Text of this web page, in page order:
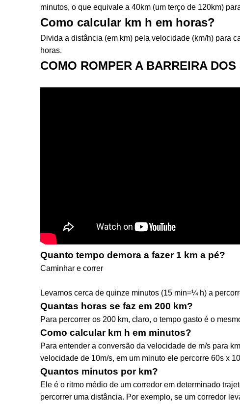
minutos, o que equivale a 40km (um terço de 120km)
Como calcular km h em horas?
Divida a distância (em km) pela velocidade (km/h) para
horas.
COMO ROMPER A BARREIRA DOS
Quanto tempo demora a fazer 1 km a pé?
Caminhar e correr
Levamos cerca de quinze minutos (15 min=¼ h) a
Quantas horas se faz em 200 km?
Para percorrer os 200 km, claro, o tempo gasto é o
Como calcular km h em minutos?
Para entender a conversão da velocidade de m/s para
velocidade de 10m/s, em um minuto ele percorre 60s x
Quantos minutos por km?
Ele é o ritmo médio de um corredor em determinado
percorrer uma distância. Por exemplo, se um corredor